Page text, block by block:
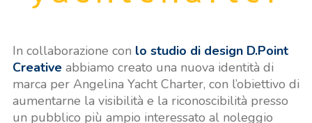
In collaborazione con lo studio di design D.Point
Creativeabbiamo creato una nuova identità di
marca per Angelina Yacht Charter, con l’obiettivo di
aumentarne la visibilità e la riconoscibilità presso
un pubblico più ampio interessato al noleggio